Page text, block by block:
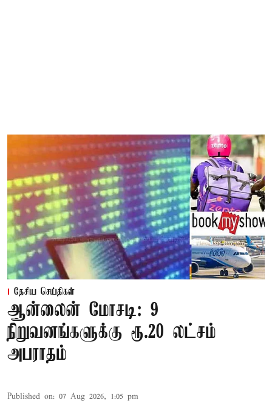
தேசிய செய்திகள்
ஆன்லைன் மோசடி: 9
நிறுவனங்களுக்கு ரூ.20 லட்சம்
அபராதம்
Published on: 07 Aug 2026, 1:05 pm